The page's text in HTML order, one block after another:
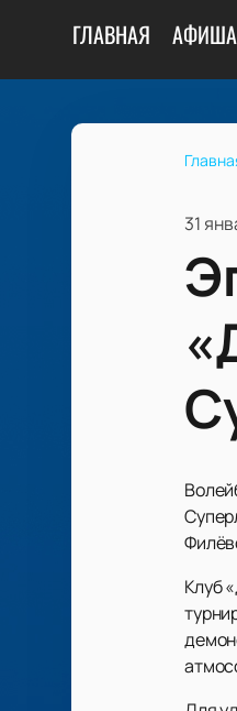
ГЛАВНАЯ
31
Клуб